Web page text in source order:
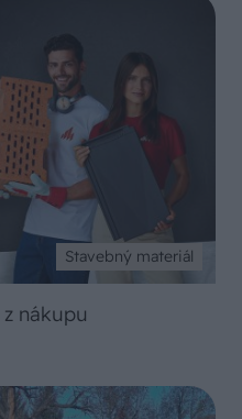
Stavebný materiál
nákupu